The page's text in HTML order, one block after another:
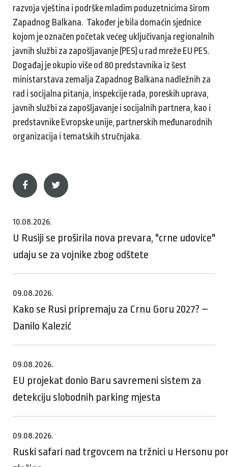
razvoja vještina i podrške mladim poduzetnicima širom
Zapadnog Balkana. Također je bila domaćin sjednice
kojom je označen početak većeg uključivanja regionalnih
javnih službi za zapošljavanje (PES) u rad mreže EU PES.
Događaj je okupio više od 80 predstavnika iz šest
ministarstava zemalja Zapadnog Balkana nadležnih za
rad i socijalna pitanja, inspekcije rada, poreskih uprava,
javnih službi za zapošljavanje i socijalnih partnera, kao i
predstavnike Evropske unije, partnerskih međunarodnih
organizacija i tematskih stručnjaka.
10.08.2026.
U Rusiji se proširila nova prevara, "crne udovice"
udaju se za vojnike zbog odštete
09.08.2026.
Kako se Rusi pripremaju za Crnu Goru 2027? –
Danilo Kalezić
09.08.2026.
EU projekat donio Baru savremeni sistem za
detekciju slobodnih parking mjesta
09.08.2026.
Ruski safari nad trgovcem na tržnici u Hersonu